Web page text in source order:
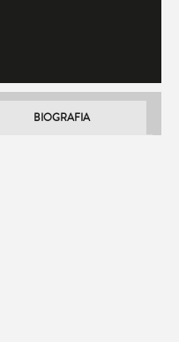
BIOGRAFIA